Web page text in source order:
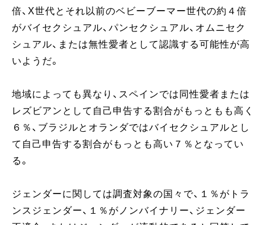
倍、X世代とそれ以前のベビーブーマー世代の約４倍
がバイセクシュアル、パンセクシュアル、オムニセク
シュアル、または無性愛者として認識する可能性が高
いようだ。
地域によっても異なり、スペインでは同性愛者または
レズビアンとして自己申告する割合がもっともも高く
６％、ブラジルとオランダではバイセクシュアルとし
て自己申告する割合がもっとも高い７％となってい
る。
ジェンダーに関しては調査対象の国々で、１％がトラ
ンスジェンダー、１％がノンバイナリー、ジェンダー